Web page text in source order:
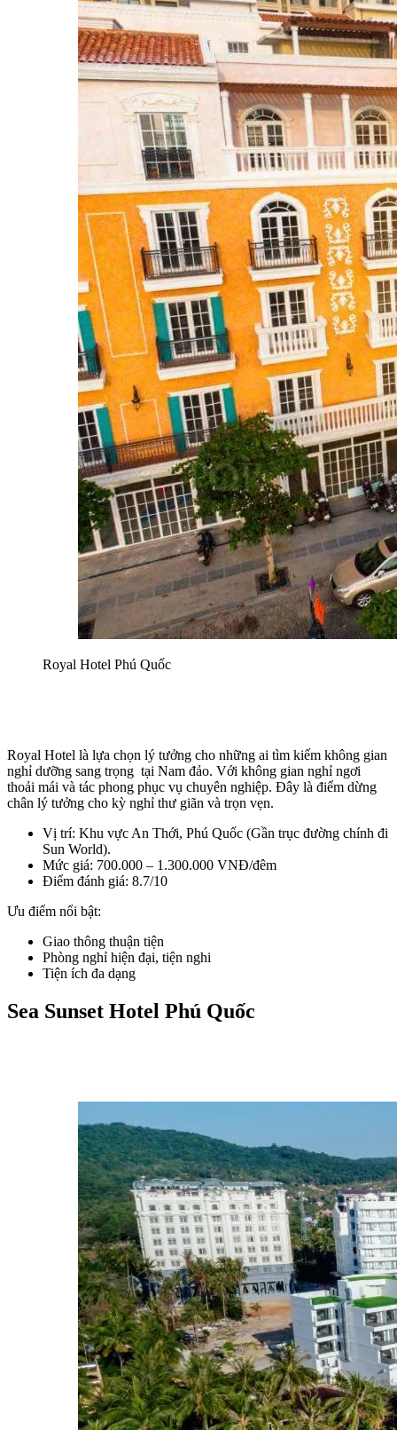
Royal Hotel Phú Quốc
Royal Hotel là lựa chọn lý tưởng cho những ai tìm kiếm không gian
nghỉ dưỡng sang trọng  tại Nam đảo. Với không gian nghỉ ngơi
thoải mái và tác phong phục vụ chuyên nghiệp. Đây là điểm dừng
chân lý tưởng cho kỳ nghỉ thư giãn và trọn vẹn.
Vị trí: Khu vực An Thới, Phú Quốc (Gần trục đường chính đi
Sun World).
Mức giá: 700.000 – 1.300.000 VNĐ/đêm
Điểm đánh giá: 8.7/10
Ưu điểm nổi bật:
Giao thông thuận tiện
Phòng nghỉ hiện đại, tiện nghi
Tiện ích đa dạng
Sea Sunset Hotel Phú Quốc